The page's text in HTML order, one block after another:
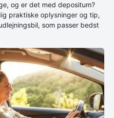
og er det med depositum?
praktiske oplysninger og tip,
som passer bedst